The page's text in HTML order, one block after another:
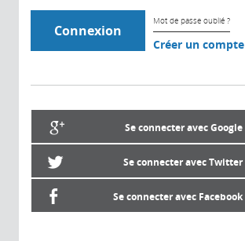
Mot de passe oublié ?
Créer un compte
Se connecter avec Google
Se connecter avec Twitter
Se connecter avec Facebook